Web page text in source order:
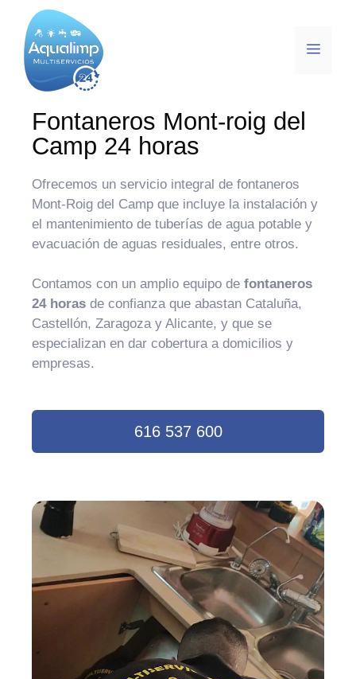
Fontaneros Mont-roig del
Camp 24 horas
Ofrecemos un servicio integral de fontaneros
Mont-Roig del Camp que incluye la instalación y
el mantenimiento de tuberías de agua potable y
evacuación de aguas residuales, entre otros.
Contamos con un amplio equipo de fontaneros
24 horas de confianza que abastan Cataluña,
Castellón, Zaragoza y Alicante, y que se
especializan en dar cobertura a domicilios y
empresas.
616 537 600